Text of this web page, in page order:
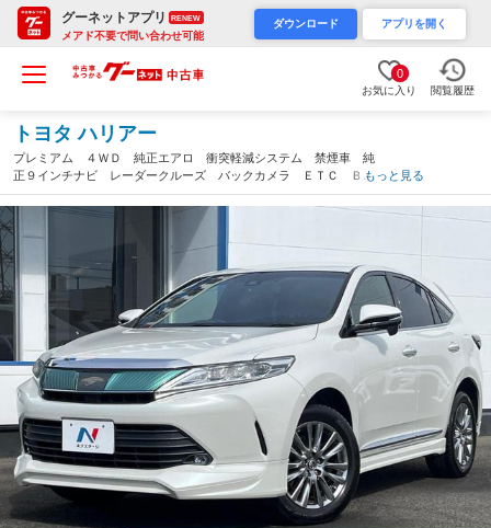
グーネットアプリ RENEW
メアド不要で問い合わせ可能
ダウンロード アプリを開く
0
お気に入り 閲覧履歴
トヨタ ハリアー
プレミアム ４ＷＤ 純正エアロ 衝突軽減システム 禁煙車 純
正９インチナビ レーダークルーズ バックカメラ ＥＴＣ Ｂｌ
ｕｅｔｏｏｔｈ フルセグ ドラレコ パワーバックドア 運転席
パワーシート ハーフレザーシート（宮城県）
もっと見る